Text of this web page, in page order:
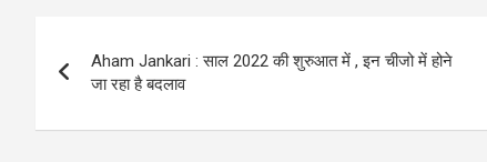
navigation
Aham Jankari : साल 2022 की शुरुआत में , इन चीजो में होने
जा रहा है बदलाव